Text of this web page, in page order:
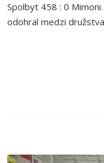
Spolbyt 458 : 0
odohral medzi